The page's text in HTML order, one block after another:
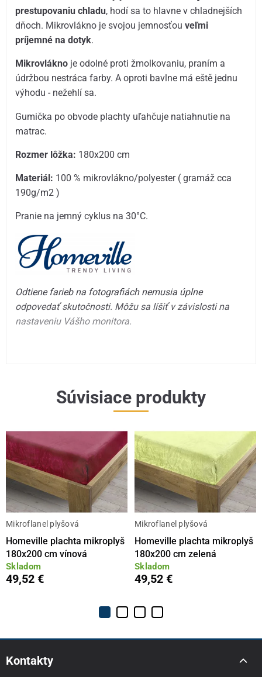
prestupovaniu chladu, hodí sa to hlavne v chladnejších
dňoch. Mikrovlákno je svojou jemnosťouveľmi
príjemné na dotyk.
Mikrovlákno je odolné proti žmolkovaniu, praním a
údržbou nestráca farby. A oproti bavlne má eště jednu
výhodu - nežehlí sa.
Gumička po obvode plachty uľahčuje natiahnutie na
matrac.
Rozmer lôžka: 180x200 cm
Materiál: 100 % mikrovlákno/polyester ( gramáž cca
190g/m2 )
Pranie na jemný cyklus na 30°C.
Odtiene farieb na fotografiách nemusia úplne
odpovedať skutočnosti. Môžu sa líšiť v závislosti na
nastaveniu Vášho monitora.
Súvisiace produkty
Mikroflanel plyšová
Homeville plachta mikroplyš
180x200 cm vínová
Skladom
49,52 €
Mikroflanel plyšová
Homeville plachta mikroplyš
180x200 cm zelená
Skladom
49,52 €
Kontakty